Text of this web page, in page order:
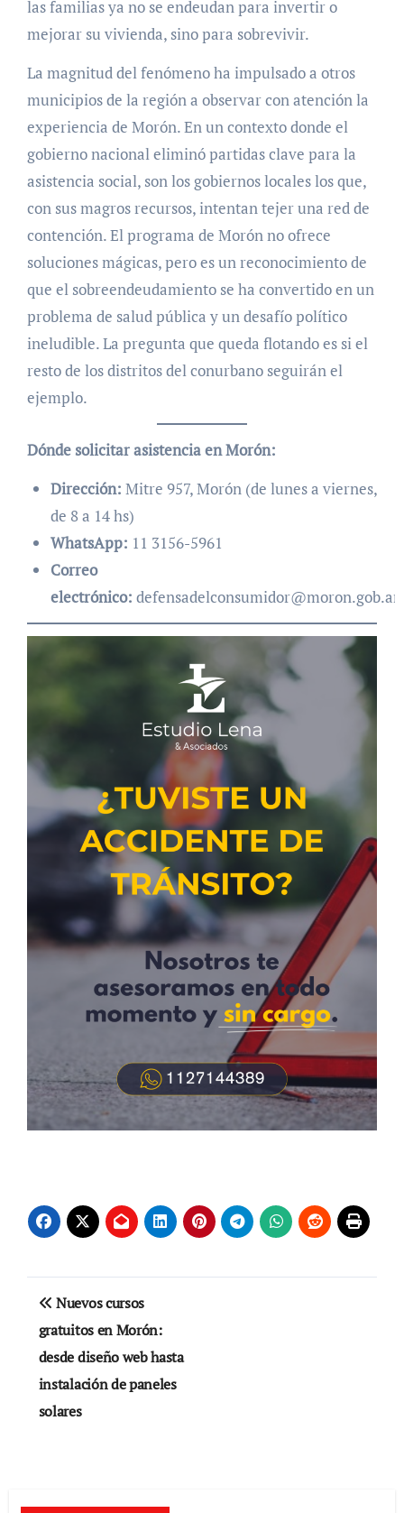
las familias ya no se endeudan para invertir o
mejorar su vivienda, sino para sobrevivir.
La magnitud del fenómeno ha impulsado a otros
municipios de la región a observar con atención la
experiencia de Morón. En un contexto donde el
gobierno nacional eliminó partidas clave para la
asistencia social, son los gobiernos locales los que,
con sus magros recursos, intentan tejer una red de
contención. El programa de Morón no ofrece
soluciones mágicas, pero es un reconocimiento de
que el sobreendeudamiento se ha convertido en un
problema de salud pública y un desafío político
ineludible. La pregunta que queda flotando es si el
resto de los distritos del conurbano seguirán el
ejemplo.
Dónde solicitar asistencia en Morón:
Dirección: Mitre 957, Morón (de lunes a viernes,
de 8 a 14 hs)
WhatsApp: 11 3156-5961
Correo
electrónico: defensadelconsumidor@moron.gob.ar
Navegación
de
entradas
Nuevos cursos
gratuitos en Morón:
desde diseño web hasta
instalación de paneles
solares